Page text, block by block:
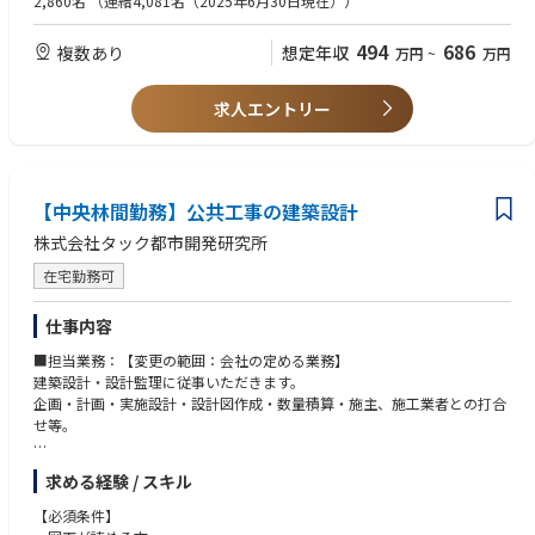
を導入し、中途入社者へのフォロー体制を確立
■真面目にコツコツ取り組める方
■頑張った分、きちんと収入やポストを得たい方
■将来は管理職になりたいなどキャリア志向の強い方
複数あり 想定年収 494 万円 ~ 686 万円
求人エントリー
【中央林間勤務】公共工事の建築設計
株式会社タック都市開発研究所
在宅勤務可
仕事内容
■担当業務：【変更の範囲：会社の定める業務】
建築設計・設計監理に従事いただきます。
企画・計画・実施設計・設計図作成・数量積算・施主、施工業者との打合
せ等。
■業務詳細：入社後、下記（1）～（8）の流れを実務を通して学んでいた
だきます。（1）建築主との打ち合わせ→（2）現地調査→（3）コンセプ
トの構築→（4）建築設計→（6）施工会社選定→（7）施工監理→（8）引
求める経験 / スキル
【必須条件】